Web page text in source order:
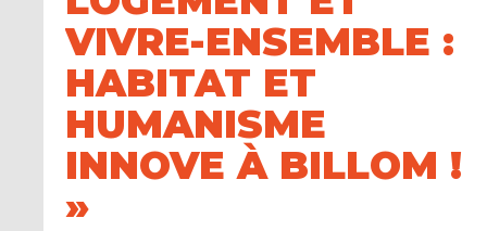
VIVRE-ENSEMBLE :
HABITAT ET
HUMANISME
INNOVE À BILLOM !
»